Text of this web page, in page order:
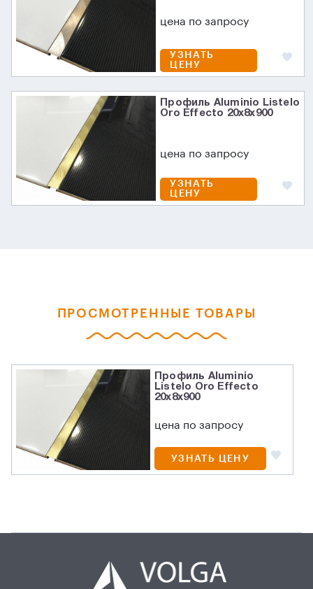
цена по запросу
УЗНАТЬ
ЦЕНУ
Профиль Aluminio Listelo
Oro Effecto 20x8x900
цена по запросу
УЗНАТЬ
ЦЕНУ
ПРОСМОТРЕННЫЕ ТОВАРЫ
Профиль Aluminio
Listelo Oro Effecto
20x8x900
цена по запросу
УЗНАТЬ ЦЕНУ